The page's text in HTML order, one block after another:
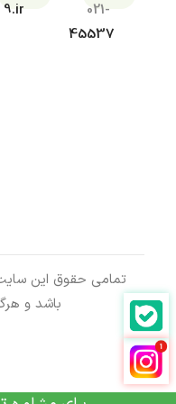
021-
45537
9.ir
تمامی حقوق این
باشد و